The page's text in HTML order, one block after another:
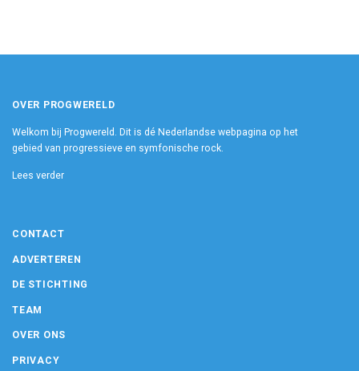
OVER PROGWERELD
Welkom bij Progwereld. Dit is dé Nederlandse webpagina op het
gebied van progressieve en symfonische rock.
Lees verder
CONTACT
ADVERTEREN
DE STICHTING
TEAM
OVER ONS
PRIVACY